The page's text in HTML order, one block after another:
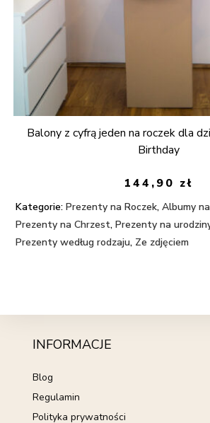
Balony z cyfrą jeden na roczek dla
Birthday
144,90 zł
Kategorie: Prezenty na Roczek,Albumy
Prezenty na Chrzest,Prezenty na
Prezenty według rodzaju, Ze zdjęciem
INFORMACJE
Blog
Regulamin
Polityka prywatności